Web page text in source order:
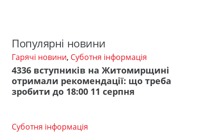
Популярні новини
Гарячі новини, Суботня інформація
4336 вступників на Житомирщині
отримали рекомендації: що треба
зробити до 18:00 11 серпня
Суботня інформація